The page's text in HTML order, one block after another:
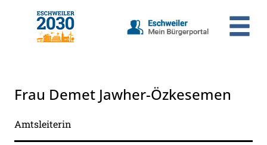
Zum Hauptinhalt springen
Frau Demet Jawher-Özkesemen
Amtsleiterin